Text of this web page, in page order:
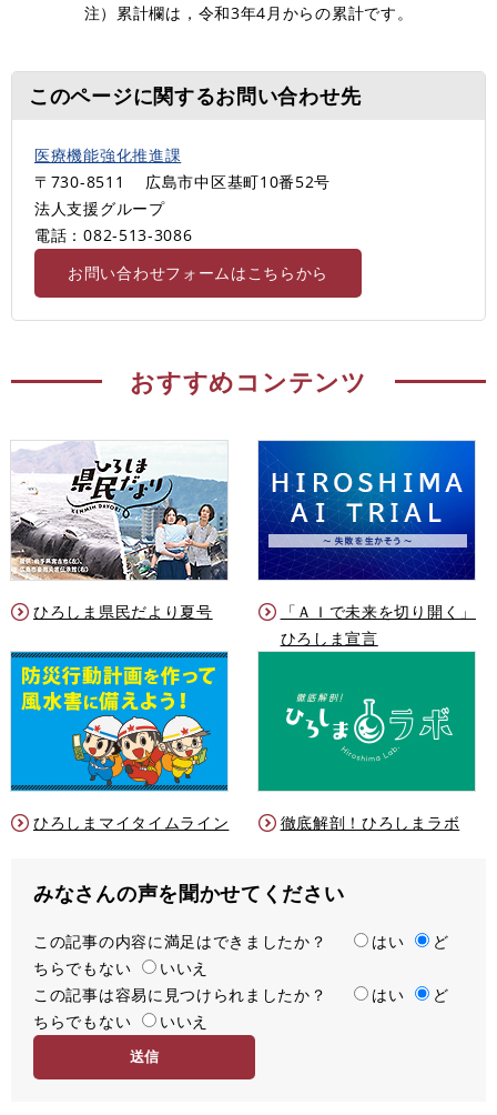
注）累計欄は，令和3年4月からの累計です。
このページに関するお問い合わせ先
医療機能強化推進課
〒730-8511
広島市中区基町10番52号
法人支援グループ
電話：082‐513‐3086
お問い合わせフォームはこちらから
おすすめコンテンツ
ひろしま県民だより夏号
「ＡＩで未来を切り開く」
ひろしま宣言
ひろしまマイタイムライン 徹底解剖！ひろしまラボ
みなさんの声を聞かせてください
満
足
度
この記事の内容に満足はできましたか？ はい
ど
ちらでもない
いいえ
容
易
この記事は容易に見つけられましたか？ はい
ど
ちらでもない
いいえ